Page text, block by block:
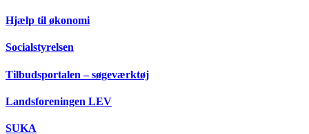
Hjælp til økonomi
Socialstyrelsen
Tilbudsportalen – søgeværktøj
Landsforeningen LEV
SUKA